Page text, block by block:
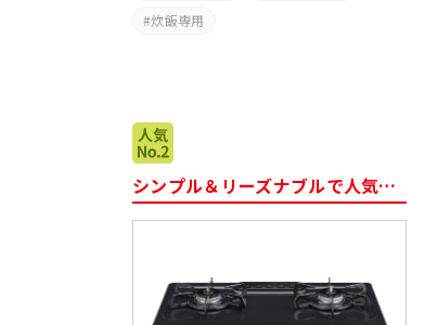
炊飯専用
シンプル＆リーズナブルで人気のコンロ